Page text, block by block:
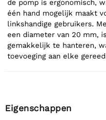
de pomp is ergonomisch,
één hand mogelijk maakt
linkshandige gebruikers.
een diameter van 20 mm,
gemakkelijk te hanteren,
toevoeging aan elke
Eigenschappen